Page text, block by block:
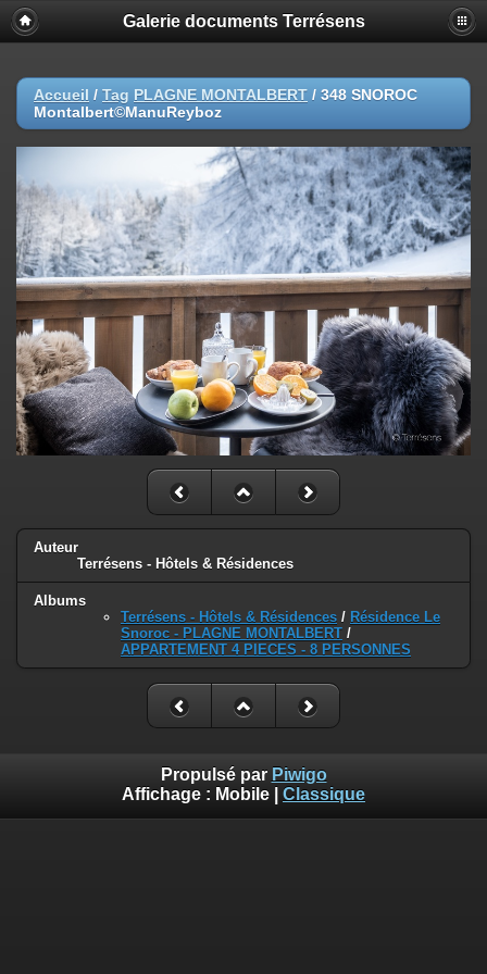
Galerie documents Terrésens
Accueil / Tag PLAGNE MONTALBERT / 348 SNOROC
Montalbert©ManuReyboz
Auteur
Terrésens - Hôtels & Résidences
Albums
Terrésens - Hôtels & Résidences / Résidence Le
Snoroc - PLAGNE MONTALBERT /
APPARTEMENT 4 PIECES - 8 PERSONNES
Propulsé par Piwigo
Affichage : Mobile Classique